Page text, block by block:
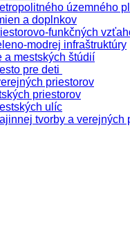
územného
a doplnkov
funkčných
modrej infraštruktúry
a mestských štúdií
pre deti
priestorov
priestorov
ulíc
tvorby a verejných